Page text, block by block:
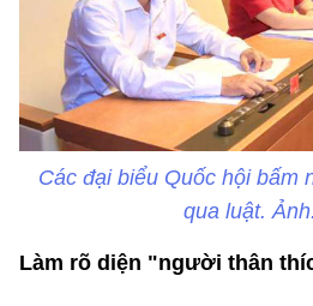
Các đại biểu Quốc hội bấm
qua luật.
Làm rõ diện "người thân